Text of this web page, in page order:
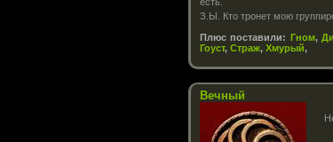
З.Ы. Кто тронет мою
Плюс поставили: Гном,
Гоуст, Страж, Хмурый,
Вечный